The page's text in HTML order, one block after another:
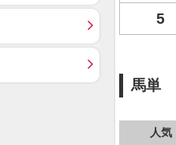
5
馬単
人気